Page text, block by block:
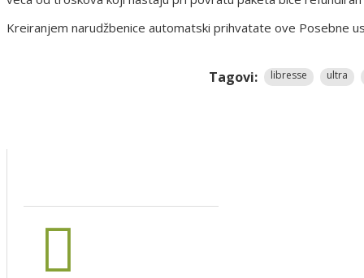
Kreiranjem narudžbenice automatski prihvatate ove Posebne
Tagovi: libresse ultra